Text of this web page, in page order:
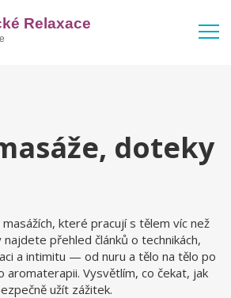
doteky
které pracují s tělem víc než
přehled článků o technikách,
a intimitu — od nuru a tělo na tělo po
aromaterapii. Vysvětlím, co čekat, jak
užít zážitek.